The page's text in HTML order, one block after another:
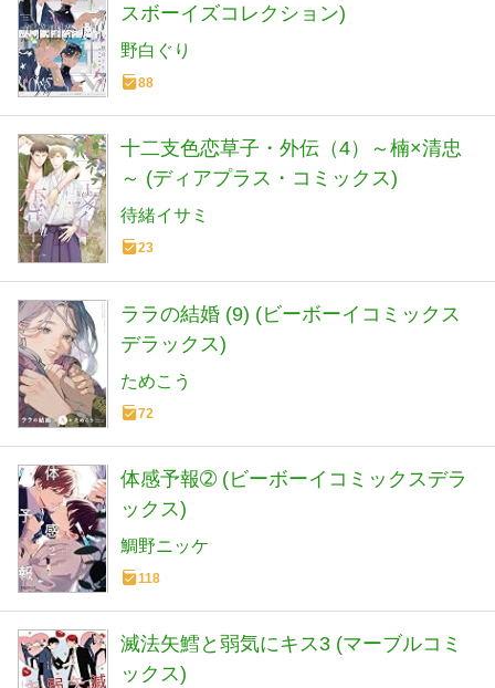
スボーイズコレクション)
野白ぐり
88
十二支色恋草子・外伝（4）～楠×清忠
～ (ディアプラス・コミックス)
待緒イサミ
23
ララの結婚 (9) (ビーボーイコミックス
デラックス)
ためこう
72
体感予報➁ (ビーボーイコミックスデラ
ックス)
鯛野ニッケ
118
滅法矢鱈と弱気にキス3 (マーブルコミ
ックス)